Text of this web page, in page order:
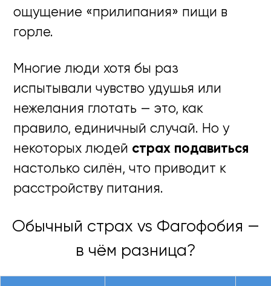
ощущение «прилипания» пищи в
горле.
Многие люди хотя бы раз
испытывали чувство удушья или
нежелания глотать — это, как
правило, единичный случай. Но у
некоторых людей страх подавиться
настолько силён, что приводит к
расстройству питания.
Обычный страх vs Фагофобия —
в чём разница?